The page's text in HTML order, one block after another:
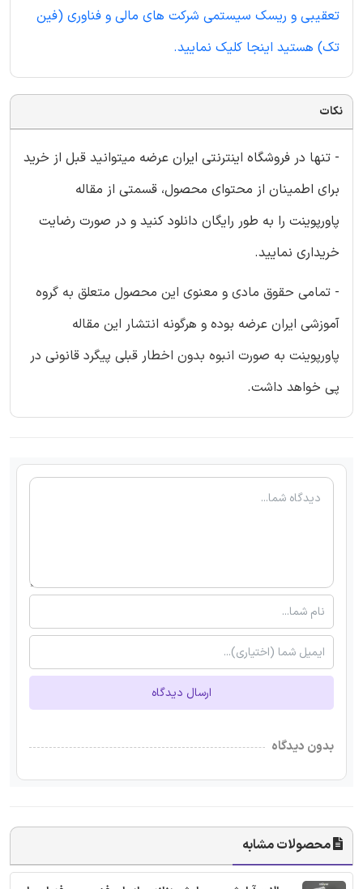
تعقیبی و ریسک سیستمی شرکت های مالی و فناوری (فین
تک) هستید اینجا کلیک نمایید.
نکات
- تنها در فروشگاه اینترنتی ایران عرضه میتوانید قبل از خرید
برای اطمینان از محتوای محصول، قسمتی از مقاله
پاورپوینت را به طور رایگان دانلود کنید و در صورت رضایت
خریداری نمایید.
- تمامی حقوق مادی و معنوی این محصول متعلق به گروه
آموزشی ایران عرضه بوده و هرگونه انتشار این مقاله
پاورپوینت به صورت انبوه بدون اخطار قبلی پیگرد قانونی در
پی خواهد داشت.
ارسال دیدگاه
بدون دیدگاه
محصولات مشابه